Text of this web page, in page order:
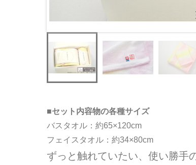
■セット内容物の各種サイズ
バスタオル：約65×120cm
フェイスタオル：約34×80cm
ずっと触れていたい、使い勝手